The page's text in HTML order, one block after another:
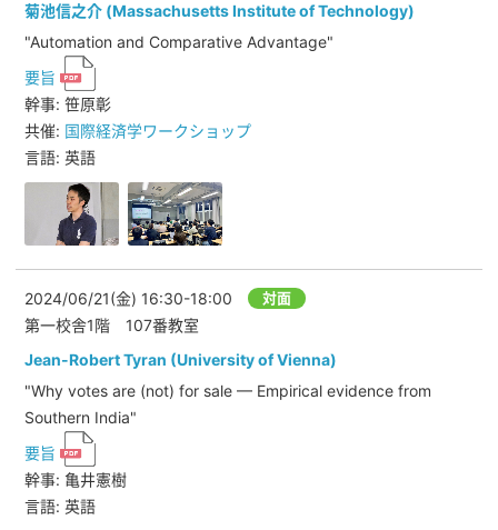
菊池信之介 (Massachusetts Institute of Technology)
"Automation and Comparative Advantage"
要旨
幹事: 笹原彰
共催: 国際経済学ワークショップ
言語: 英語
2024/06/21(金) 16:30-18:00 対面
第一校舎1階 107番教室
Jean-Robert Tyran (University of Vienna)
"Why votes are (not) for sale — Empirical evidence from
Southern India"
要旨
幹事: 亀井憲樹
言語: 英語